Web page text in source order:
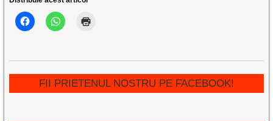
FII PRIETENUL NOSTRU PE FACEBOOK!